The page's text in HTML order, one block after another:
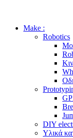
Make :
Robotics
DIY
Υλικά